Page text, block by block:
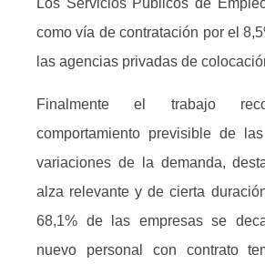
Los Servicios Públicos de
como vía de contratación por el
las agencias privadas de
Finalmente el trabajo
comportamiento previsible de
variaciones de la demanda,
alza relevante y de cierta
68,1% de las empresas se
nuevo personal con contrato